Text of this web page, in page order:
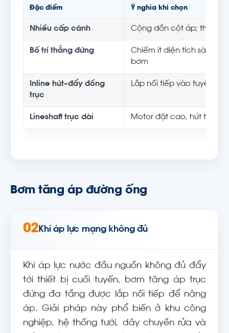
Đặc điểm Ý nghĩa khi chọn
Nhiều cấp cánh Cộng dồn cột áp; thêm
Bố trí thẳng đứng
Chiếm ít diện tích sàn, dễ
bơm
Inline hút–đẩy đồng
trục
Lắp nối tiếp vào tuyến
Lineshaft trục dài Motor đặt cao, hút từ bể/
Bơm tăng áp đường ống
02Khi áp lực mạng không đủ
Khi áp lực nước đầu nguồn không đủ đẩy
tới thiết bị cuối tuyến, bơm tăng áp trục
đứng đa tầng được lắp nối tiếp để nâng
áp. Giải pháp này phổ biến ở khu công
nghiệp, hệ thống tưới, dây chuyền rửa và